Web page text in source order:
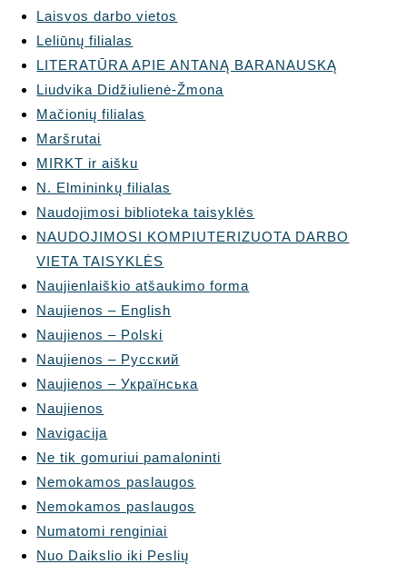
Laisvos darbo vietos
Leliūnų filialas
LITERATŪRA APIE ANTANĄ BARANAUSKĄ
Liudvika Didžiulienė-Žmona
Mačionių filialas
Maršrutai
MIRKT ir aišku
N. Elmininkų filialas
Naudojimosi biblioteka taisyklės
NAUDOJIMOSI KOMPIUTERIZUOTA DARBO
VIETA TAISYKLĖS
Naujienlaiškio atšaukimo forma
Naujienos – English
Naujienos – Polski
Naujienos – Русский
Naujienos – Українська
Naujienos
Navigacija
Ne tik gomuriui pamaloninti
Nemokamos paslaugos
Nemokamos paslaugos
Numatomi renginiai
Nuo Daikslio iki Peslių